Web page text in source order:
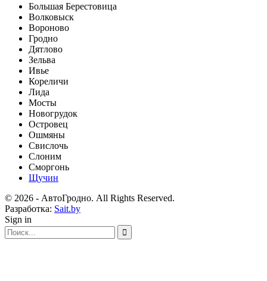
Большая Берестовица
Волковыск
Вороново
Гродно
Дятлово
Зельва
Ивье
Кореличи
Лида
Мосты
Новогрудок
Островец
Ошмяны
Свислочь
Слоним
Сморгонь
Щучин
© 2026 - АвтоГродно. All Rights Reserved.
Разработка: Sait.by
Sign in